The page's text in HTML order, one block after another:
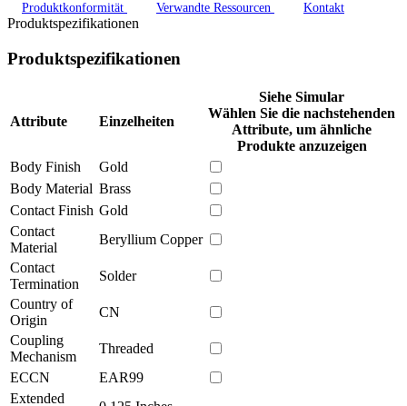
Produktkonformität
Verwandte Ressourcen Kontakt
Produktspezifikationen
Produktspezifikationen
Attribute Einzelheiten
Siehe Simular
Wählen Sie die nachstehenden
Attribute, um ähnliche
Produkte anzuzeigen
Body Finish
Gold
Body Material Brass
Contact Finish Gold
Contact
Material
Beryllium Copper
Contact
Termination
Solder
Country of
Origin
CN
Coupling
Mechanism
Threaded
ECCN
EAR99
Extended